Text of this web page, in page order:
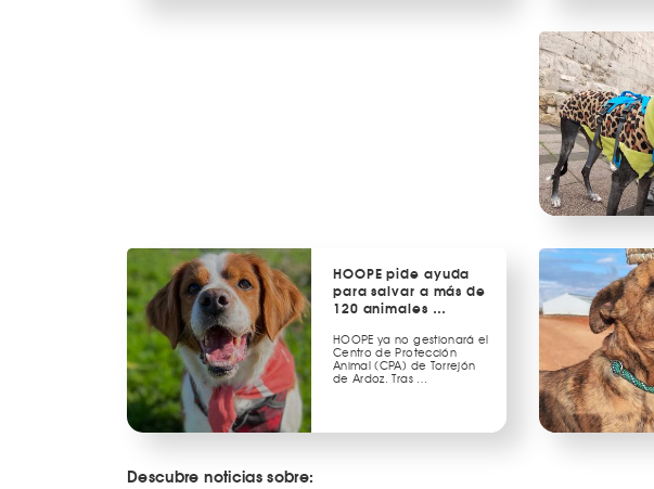
HOOPE pide ayuda
para salvar a más de
120 animales …
HOOPE ya no gestionará el
Centro de Protección
Animal (CPA) de Torrejón
de Ardoz. Tras …
Descubre noticias sobre: